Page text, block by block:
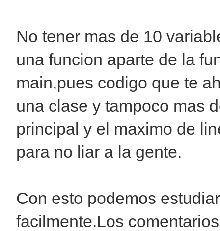
No tener mas de 10
una funcion aparte de la
main,pues codigo que te
una clase y tampoco mas
principal y el maximo de
para no liar a la gente.
Con esto podemos
facilmente.Los